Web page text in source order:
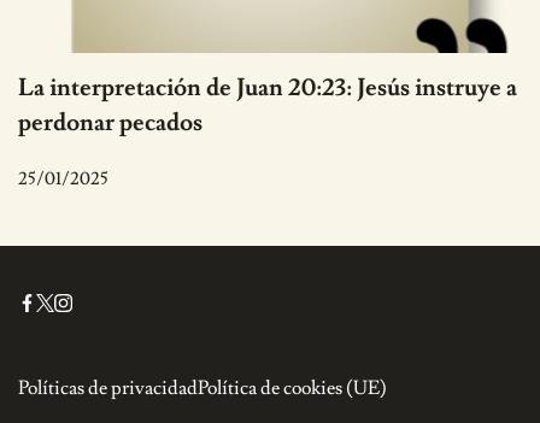
La interpretación de Juan 20:23: Jesús instruye a
perdonar pecados
25/01/2025
Políticas de privacidadPolítica de cookies (UE)